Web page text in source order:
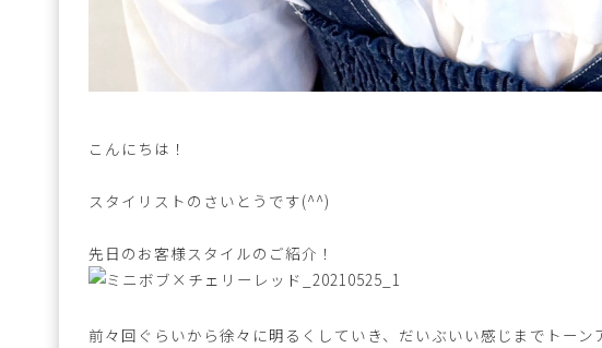
こんにちは！
スタイリストのさいとうです(^^)
先日のお客様スタイルのご紹介！
前々回ぐらいから徐々に明るくしていき、だいぶいい感じまでトー